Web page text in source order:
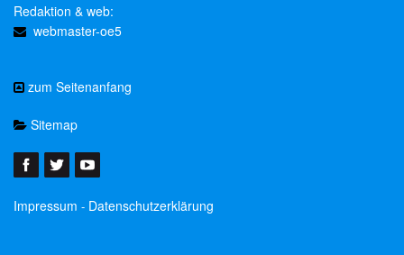
Redaktion & web:
webmaster-oe5
zum Seitenanfang
Sitemap
Impressum - Datenschutzerklärung